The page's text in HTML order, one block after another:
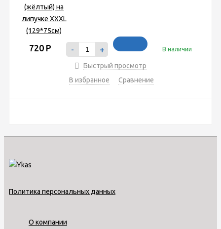
720 Р - + В наличии
Быстрый просмотр
В избранное
Сравнение
Политика персональных данных
О компании